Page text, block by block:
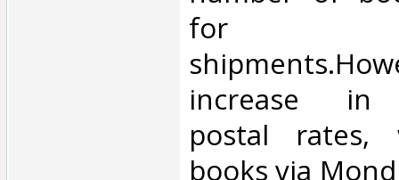
for
increase in
postal
books via